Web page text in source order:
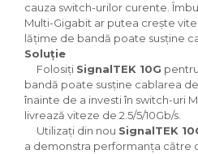
cauza switch-urilor curente.
Multi-Gigabit ar putea crește
lățime de bandă poate susține
Soluție
Folosiți SignalTEK 10G
bandă poate susține cablarea de
înainte de a investi în switch-uri
livrează viteze de 2.5/5/10Gb/s.
Utilizați din nou SignalTEK
a demonstra performanța către